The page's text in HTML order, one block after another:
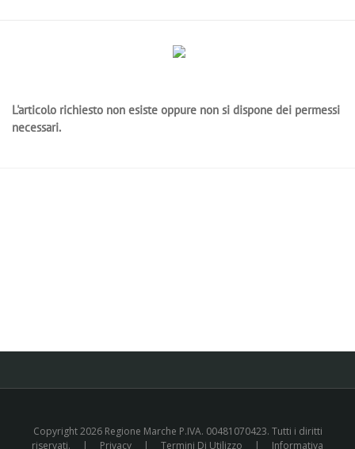
L'articolo richiesto non esiste oppure non si dispone dei permessi
necessari.
Copyright 2026 Regione Marche P.IVA. 00481070423. Tutti i diritti
riservati.
| Privacy | Termini Di Utilizzo | Informativa